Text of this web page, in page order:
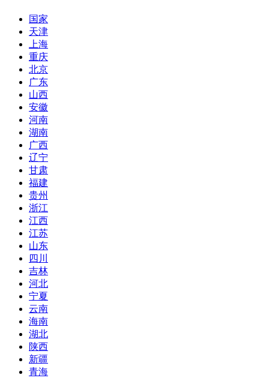
国家
天津
上海
重庆
北京
广东
山西
安徽
河南
湖南
广西
辽宁
甘肃
福建
贵州
浙江
江西
江苏
山东
四川
吉林
河北
宁夏
云南
海南
湖北
陕西
新疆
青海